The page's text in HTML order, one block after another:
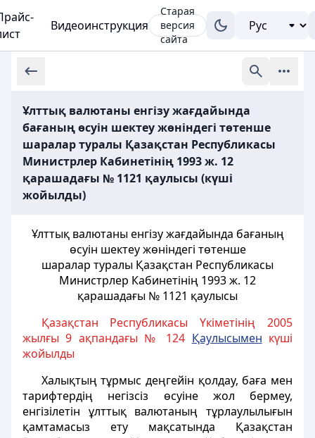
Видеоинструкция
Старая
версия
сайта
Ұлттық валютаны енгізу жағдайында
бағаның өсуін шектеу жөніндегі төтенше
шаралар туралы Қазақстан Республикасы
Министрлер Кабинетінің 1993 ж. 12
қарашадағы № 1121 қаулысы (күші
жойылды)
Ұлттық валютаны енгізу жағдайында бағаның
өсуiн шектеу жөніндегі төтенше
шаралар туралы Қазақстан Республикасы
Министрлер Кабинетінің 1993 ж. 12
қарашадағы № 1121 қаулысы
Қазақстан Республикасы Үкіметінің 2005
жылғы 9 ақпандағы № 124 Қаулысымен күші
жойылды
Халықтың тұрмыс деңгейiн қолдау, баға мен
тарифтердiң негiзсiз өсуiне жол бермеу,
енгiзiлетiн ұлттық валютаның тұрлаулылығын
қамтамасыз ету мақсатында Қазақстан